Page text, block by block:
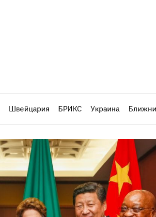
Швейцария БРИКС Украина